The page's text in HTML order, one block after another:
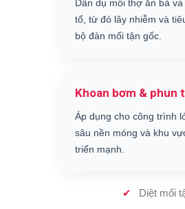
Dẫn dụ mối thợ ăn bả
tổ, từ đó lây nhiễm và
bộ đàn mối tận gốc.
Khoan bơm & phun
Áp dụng cho công trình
sâu nền móng và khu
triển mạnh.
Diệt mối